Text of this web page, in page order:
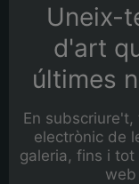
Uneix-
d'art
últimes
En
electrònic de
galeria, fins i tot
web